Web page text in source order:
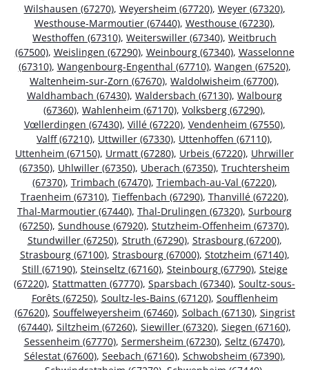
Wilshausen (67270), Weyersheim (67720), Weyer (67320),
Westhouse-Marmoutier (67440), Westhouse (67230),
Westhoffen (67310), Weiterswiller (67340), Weitbruch
(67500), Weislingen (67290), Weinbourg (67340), Wasselonne
(67310), Wangenbourg-Engenthal (67710), Wangen (67520),
Waltenheim-sur-Zorn (67670), Waldolwisheim (67700),
Waldhambach (67430), Waldersbach (67130), Walbourg
(67360), Wahlenheim (67170), Volksberg (67290),
Vœllerdingen (67430), Villé (67220), Vendenheim (67550),
Valff (67210), Uttwiller (67330), Uttenhoffen (67110),
Uttenheim (67150), Urmatt (67280), Urbeis (67220), Uhrwiller
(67350), Uhlwiller (67350), Uberach (67350), Truchtersheim
(67370), Trimbach (67470), Triembach-au-Val (67220),
Traenheim (67310), Tieffenbach (67290), Thanvillé (67220),
Thal-Marmoutier (67440), Thal-Drulingen (67320), Surbourg
(67250), Sundhouse (67920), Stutzheim-Offenheim (67370),
Stundwiller (67250), Struth (67290), Strasbourg (67200),
Strasbourg (67100), Strasbourg (67000), Stotzheim (67140),
Still (67190), Steinseltz (67160), Steinbourg (67790), Steige
(67220), Stattmatten (67770), Sparsbach (67340), Soultz-sous-
Forêts (67250), Soultz-les-Bains (67120), Soufflenheim
(67620), Souffelweyersheim (67460), Solbach (67130), Singrist
(67440), Siltzheim (67260), Siewiller (67320), Siegen (67160),
Sessenheim (67770), Sermersheim (67230), Seltz (67470),
Sélestat (67600), Seebach (67160), Schwobsheim (67390),